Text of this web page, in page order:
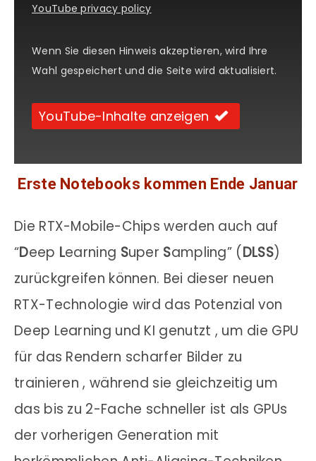
YouTube privacy policy
Wenn Sie diesen Hinweis akzeptieren, wird Ihre
Wahl gespeichert und die Seite wird aktualisiert.
YouTube-Inhalte anzeigen
Erste Notebooks kommen Ende Januar
Die RTX-Mobile-Chips werden auch auf
“Deep Learning Super Sampling” (DLSS)
zurückgreifen können. Bei dieser neuen
RTX-Technologie wird das Potenzial von
Deep Learning und KI genutzt , um die GPU
für das Rendern scharfer Bilder zu
trainieren , während sie gleichzeitig um
das bis zu 2-Fache schneller ist als GPUs
der vorherigen Generation mit